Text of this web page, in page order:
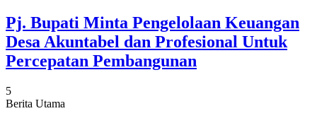
Pj. Bupati Minta Pengelolaan Keuangan
Desa Akuntabel dan Profesional Untuk
Percepatan Pembangunan
5
Berita Utama